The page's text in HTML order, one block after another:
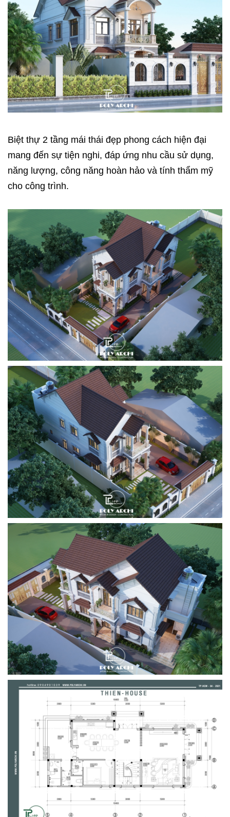
Biệt thự 2 tầng mái thái đẹp phong cách hiện đại
mang đến sự tiện nghi, đáp ứng nhu cầu sử dụng,
năng lượng, công năng hoàn hảo và tính thẩm mỹ
cho công trình.